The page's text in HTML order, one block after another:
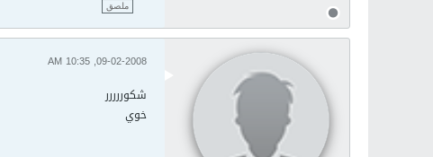
ملصق
09-02-2008, 10:35 AM
شكوررررر
خوي